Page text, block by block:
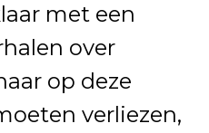
met een
over
op deze
verliezen,